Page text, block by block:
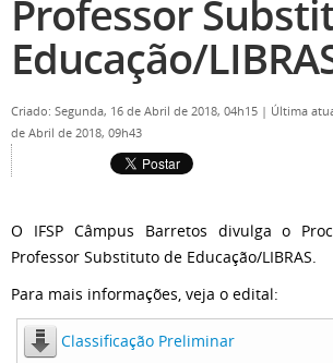
Professor
Educação/
Criado: Segunda, 16 de Abril de 2018, 04h15 | Última
de Abril de 2018, 09h43
O IFSP Câmpus Barretos divulga o
Professor Substituto de Educação/LIBRAS.
Para mais informações, veja o edital:
Classificação Preliminar